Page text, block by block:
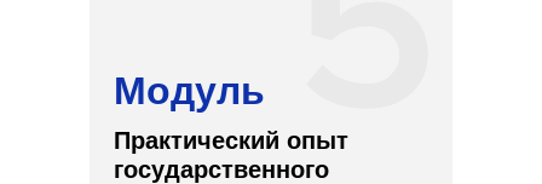
Практический опыт
государственного
Модуль